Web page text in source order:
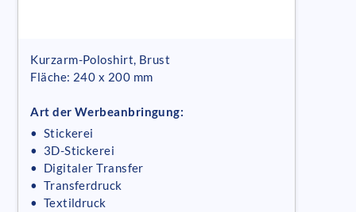
Kurzarm-Poloshirt, Brust
Fläche: 240 x 200 mm
Art der Werbeanbringung:
• Stickerei
• 3D-Stickerei
• Digitaler Transfer
• Transferdruck
• Textildruck